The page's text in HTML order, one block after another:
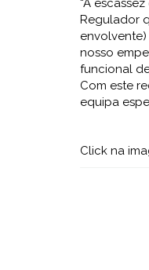
“A
Regulador
nosso
funcional
Com este
equipa
Click na